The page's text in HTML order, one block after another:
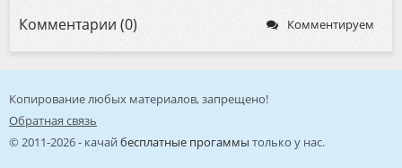
Комментарии (0) Комментируем
Копирование любых материалов, запрещено!
Обратная связь
© 2011-2026 - качай бесплатные прогаммы только у нас.